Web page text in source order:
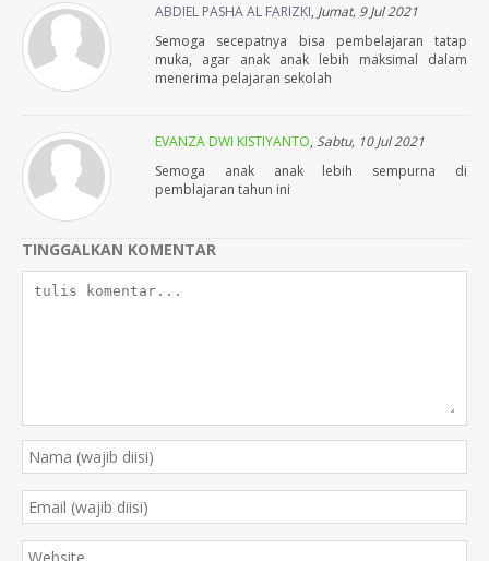
ABDIEL PASHA AL FARIZKI, Jumat, 9 Jul 2021
Semoga secepatnya bisa pembelajaran tatap
muka, agar anak anak lebih maksimal dalam
menerima pelajaran sekolah
EVANZA DWI KISTIYANTO, Sabtu, 10 Jul 2021
Semoga anak anak lebih sempurna di
pemblajaran tahun ini
TINGGALKAN KOMENTAR